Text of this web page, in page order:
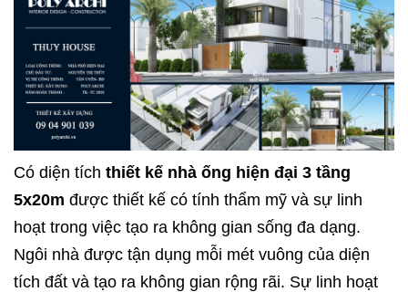
Có diện tích thiết kế nhà ống hiện đại 3 tầng
5x20m được thiết kế có tính thẩm mỹ và sự linh
hoạt trong việc tạo ra không gian sống đa dạng.
Ngôi nhà được tận dụng mỗi mét vuông của diện
tích đất và tạo ra không gian rộng rãi. Sự linh hoạt